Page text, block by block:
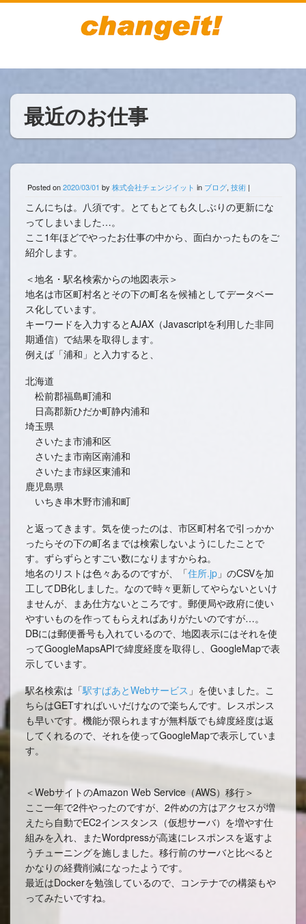
最近のお仕事
Posted on2020/03/01 by 株式会社チェンジイット in ブログ, 技術 |
こんにちは。八須です。とてもとても久しぶりの更新にな
ってしまいました…。
ここ1年ほどでやったお仕事の中から、面白かったものをご
紹介します。
＜地名・駅名検索からの地図表示＞
地名は市区町村名とその下の町名を候補としてデータベー
ス化しています。
キーワードを入力するとAJAX（Javascriptを利用した非同
期通信）で結果を取得します。
例えば「浦和」と入力すると、
北海道
松前郡福島町浦和
日高郡新ひだか町静内浦和
埼玉県
さいたま市浦和区
さいたま市南区南浦和
さいたま市緑区東浦和
鹿児島県
いちき串木野市浦和町
と返ってきます。気を使ったのは、市区町村名で引っかか
ったらその下の町名までは検索しないようにしたことで
す。ずらずらとすごい数になりますからね。
地名のリストは色々あるのですが、「住所.jp 」のCSVを加
工してDB化しました。なので時々更新してやらないといけ
ませんが、まあ仕方ないところです。郵便局や政府に使い
やすいものを作ってもらえればありがたいのですが…。
DBには郵便番号も入れているので、地図表示にはそれを使
ってGoogleMapsAPIで緯度経度を取得し、GoogleMapで表
示しています。
駅名検索は「駅すぱあとWebサービス 」を使いました。こ
ちらはGETすればいいだけなので楽ちんです。レスポンス
も早いです。機能が限られますが無料版でも緯度経度は返
してくれるので、それを使ってGoogleMapで表示していま
す。
＜WebサイトのAmazon Web Service（AWS）移行＞
ここ一年で2件やったのですが、2件めの方はアクセスが増
えたら自動でEC2インスタンス（仮想サーバ）を増やす仕
組みを入れ、またWordpressが高速にレスポンスを返すよ
うチューニングを施しました。移行前のサーバと比べると
かなりの経費削減になったようです。
最近はDockerを勉強しているので、コンテナでの構築もや
ってみたいですね。